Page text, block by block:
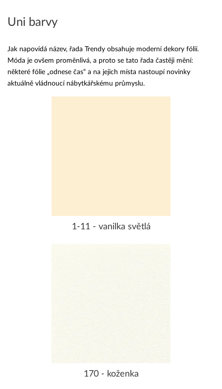
Uni barvy
Jak napovídá název, řada Trendy obsahuje moderní dekory fólií.
Móda je ovšem proměnlivá, a proto se tato řada častěji mění:
některé fólie „odnese čas“ a na jejich místa nastoupí novinky
aktuálně vládnoucí nábytkářskému průmyslu.
1-11 - vanilka světlá
170 - koženka